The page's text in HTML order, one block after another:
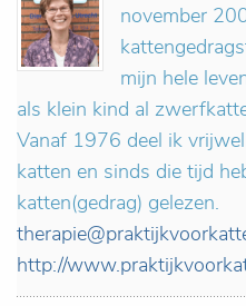
november
mijn hele
als klein kind al
Vanaf 1976 deel ik
katten en sinds die tijd
katten(gedrag) gelezen.
http://